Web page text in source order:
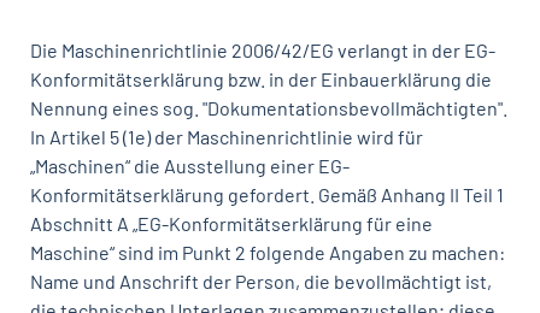
Die Maschinenrichtlinie 2006/42/EG verlangt in der EG-
Konformitätserklärung bzw. in der Einbauerklärung die
Nennung eines sog. "Dokumentationsbevollmächtigten".
In Artikel 5 (1e) der Maschinenrichtlinie wird für
„Maschinen“ die Ausstellung einer EG-
Konformitätserklärung gefordert. Gemäß Anhang II Teil 1
Abschnitt A „EG-Konformitätserklärung für eine
Maschine“ sind im Punkt 2 folgende Angaben zu machen:
Name und Anschrift der Person, die bevollmächtigt ist,